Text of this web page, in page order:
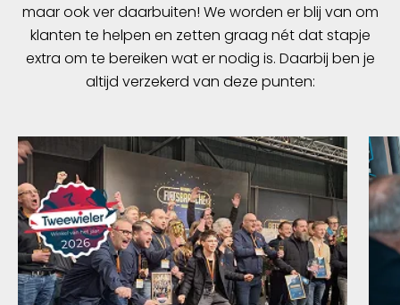
maar ook ver daarbuiten! We worden er blij van om
klanten te helpen en zetten graag nét dat stapje
extra om te bereiken wat er nodig is. Daarbij ben je
altijd verzekerd van deze punten: